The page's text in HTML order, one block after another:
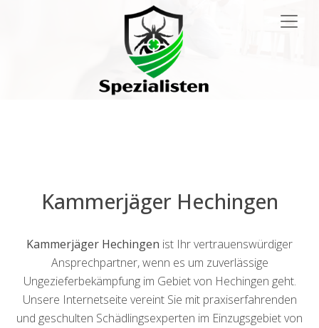
Kammerjäger Hechingen
Kammerjäger Hechingen ist Ihr vertrauenswürdiger
Ansprechpartner, wenn es um zuverlässige
Ungezieferbekämpfung im Gebiet von Hechingen geht.
Unsere Internetseite vereint Sie mit praxiserfahrenden
und geschulten Schädlingsexperten im Einzugsgebiet von